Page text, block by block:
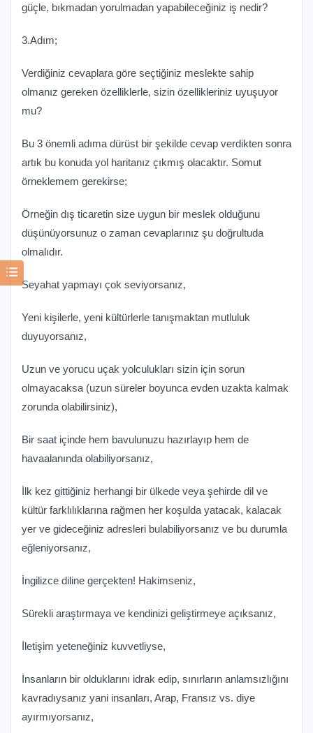
güçle, bıkmadan yorulmadan yapabileceğiniz iş nedir?
3.Adım;
Verdiğiniz cevaplara göre seçtiğiniz meslekte sahip
olmanız gereken özelliklerle, sizin özellikleriniz uyuşuyor
mu?
Bu 3 önemli adıma dürüst bir şekilde cevap verdikten sonra
artık bu konuda yol haritanız çıkmış olacaktır. Somut
örneklemem gerekirse;
Örneğin dış ticaretin size uygun bir meslek olduğunu
düşünüyorsunuz o zaman cevaplarınız şu doğrultuda
olmalıdır.
Seyahat yapmayı çok seviyorsanız,
Yeni kişilerle, yeni kültürlerle tanışmaktan mutluluk
duyuyorsanız,
Uzun ve yorucu uçak yolculukları sizin için sorun
olmayacaksa (uzun süreler boyunca evden uzakta kalmak
zorunda olabilirsiniz),
Bir saat içinde hem bavulunuzu hazırlayıp hem de
havaalanında olabiliyorsanız,
İlk kez gittiğiniz herhangi bir ülkede veya şehirde dil ve
kültür farklılıklarına rağmen her koşulda yatacak, kalacak
yer ve gideceğiniz adresleri bulabiliyorsanız ve bu durumla
eğleniyorsanız,
İngilizce diline gerçekten! Hakimseniz,
Sürekli araştırmaya ve kendinizi geliştirmeye açıksanız,
İletişim yeteneğiniz kuvvetliyse,
İnsanların bir olduklarını idrak edip, sınırların anlamsızlığını
kavradıysanız yani insanları, Arap, Fransız vs. diye
ayırmıyorsanız,